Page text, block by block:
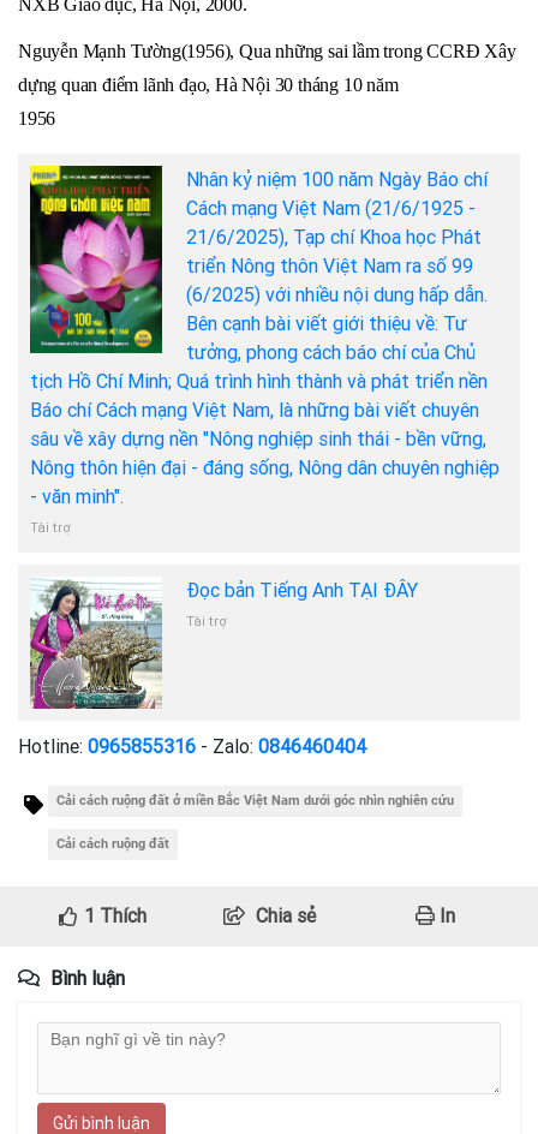
Nguyễn Mạnh Tường(1956), Qua những sai lầm trong CCRĐ Xây
dựng quan điểm lãnh đạo, Hà Nội 30 tháng 10 năm
1956
Nhân kỷ niệm 100 năm Ngày Báo chí
Cách mạng Việt Nam (21/6/1925 -
21/6/2025), Tạp chí Khoa học Phát
triển Nông thôn Việt Nam ra số 99
(6/2025) với nhiều nội dung hấp dẫn.
Bên cạnh bài viết giới thiệu về: Tư
tưởng, phong cách báo chí của Chủ
tịch Hồ Chí Minh; Quá trình hình thành và phát triển nền
Báo chí Cách mạng Việt Nam, là những bài viết chuyên
sâu về xây dựng nền "Nông nghiệp sinh thái - bền vững,
Nông thôn hiện đại - đáng sống, Nông dân chuyên nghiệp
- văn minh".
Tài trợ
Đọc bản Tiếng Anh TẠI ĐÂY
Tài trợ
Hotline: 0965855316 - Zalo: 0846460404
Cải cách ruộng đất ở miền Bắc Việt Nam dưới góc nhìn nghiên cứu
Cải cách ruộng đất
1 Thích Chia sẻ In
Bình luận
Gửi bình luận